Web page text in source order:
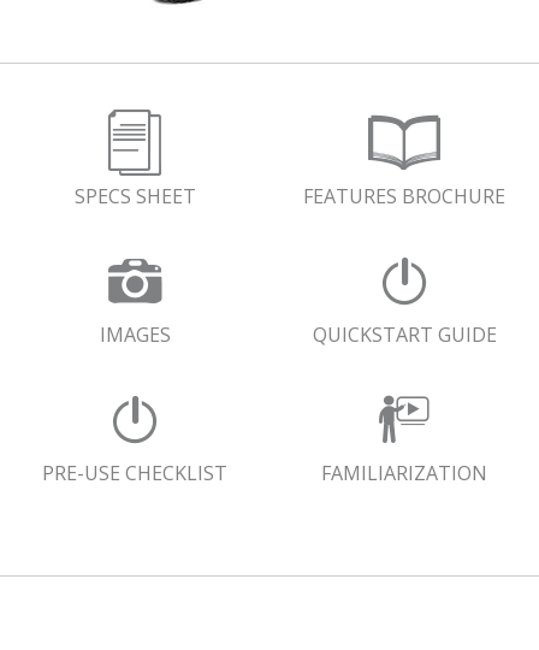
SPECS SHEET FEATURES BROCHURE
IMAGES QUICKSTART GUIDE
PRE-USE CHECKLIST FAMILIARIZATION